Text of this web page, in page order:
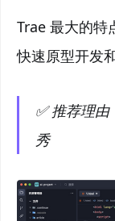
Trae 最大的特
快速原型开发
✅ 推荐理
秀